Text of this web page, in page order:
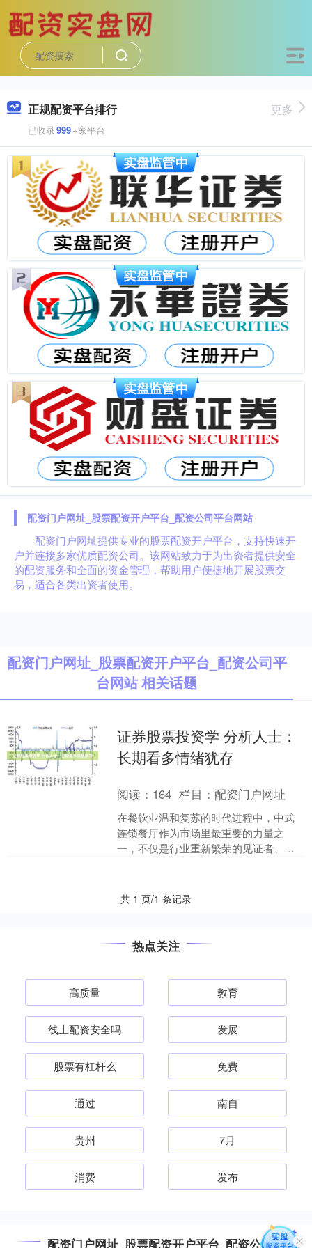
正规配资平台排行
已收录999+家平台
更多
配资门户网址_股票配资开户平台_配资公司平台网站
配资门户网址提供专业的股票配资开户平台，支持快速开
户并连接多家优质配资公司。该网站致力于为出资者提供安全
的配资服务和全面的资金管理，帮助用户便捷地开展股票交
易，适合各类出资者使用。
配资门户网址_股票配资开户平台_配资公司平
台网站 相关话题
证券股票投资学 分析人士：
长期看多情绪犹存
阅读： 164 栏目：配资门户网址
在餐饮业温和复苏的时代进程中，中式
连锁餐厅作为市场里最重要的力量之
一，不仅是行业重新繁荣的见证者、亲
共 1 页/1 条记录
热点关注
高质量 教育
线上配资安全吗 发展
股票有杠杆么 免费
通过 南自
贵州 7月
消费 发布
配资门户网址_股票配资开户平台_配资公司平台